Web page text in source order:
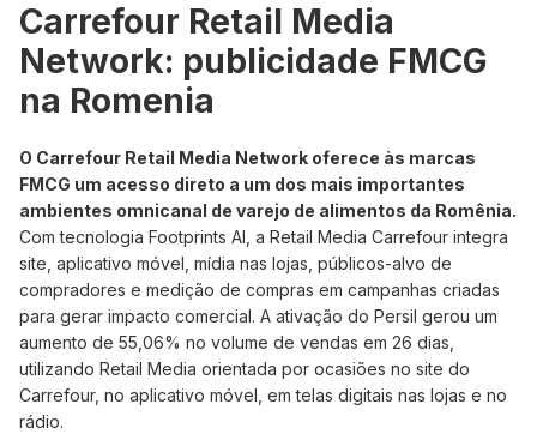
Carrefour Retail Media
Network: publicidade FMCG
na Romenia
O Carrefour Retail Media Network oferece às marcas
FMCG um acesso direto a um dos mais importantes
ambientes omnicanal de varejo de alimentos da Romênia.
Com tecnologia Footprints AI, a Retail Media Carrefour integra
site, aplicativo móvel, mídia nas lojas, públicos-alvo de
compradores e medição de compras em campanhas criadas
para gerar impacto comercial. A ativação do Persil gerou um
aumento de 55,06% no volume de vendas em 26 dias,
utilizando Retail Media orientada por ocasiões no site do
Carrefour, no aplicativo móvel, em telas digitais nas lojas e no
rádio.